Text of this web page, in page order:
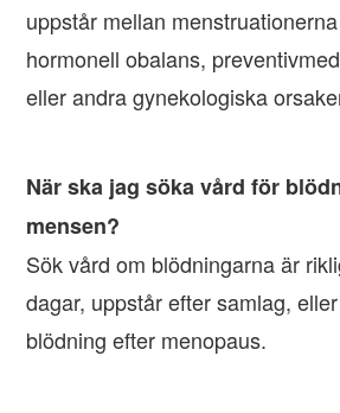
uppstår mellan
hormonell obalans,
eller andra gynekologiska
När ska jag söka vård för
mensen?
Sök vård om blödningarna är
dagar, uppstår efter samlag,
blödning efter menopaus.